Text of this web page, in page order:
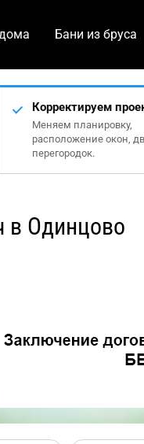
Бани из бруса
Корректируем
Меняем планировку,
расположение окон,
перегородок.
в Одинцово